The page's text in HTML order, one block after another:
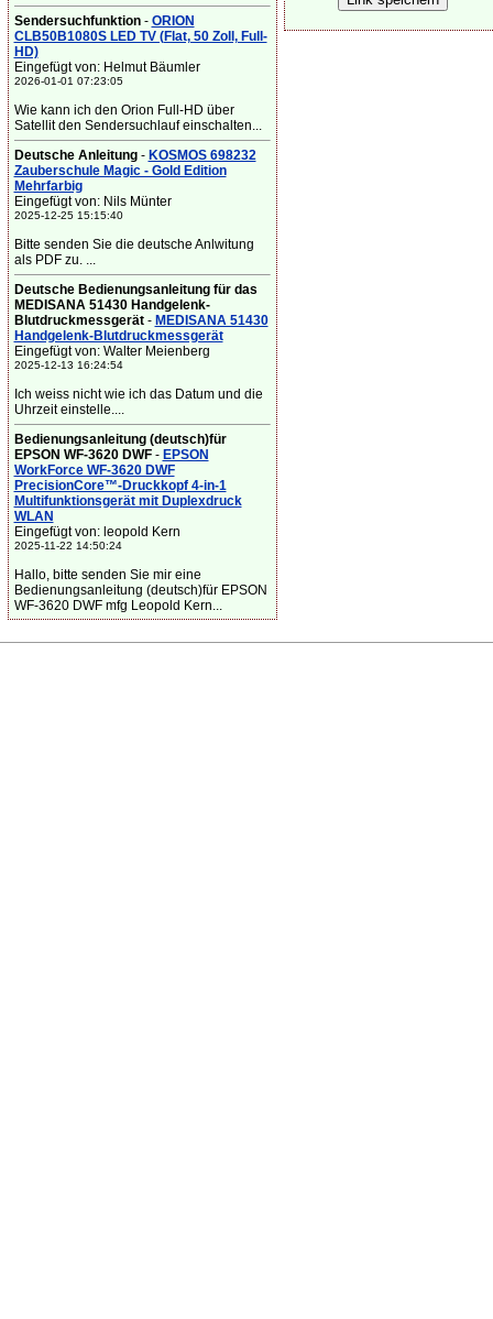
Sendersuchfunktion- ORION
CLB50B1080S LED TV (Flat, 50 Zoll, Full-
HD)
Eingefügt von: Helmut Bäumler
2026-01-01 07:23:05
Wie kann ich den Orion Full-HD über
Satellit den Sendersuchlauf einschalten...
Deutsche Anleitung- KOSMOS 698232
Zauberschule Magic - Gold Edition
Mehrfarbig
Eingefügt von: Nils Münter
2025-12-25 15:15:40
Bitte senden Sie die deutsche Anlwitung
als PDF zu. ...
Deutsche Bedienungsanleitung für das
MEDISANA 51430 Handgelenk-
Blutdruckmessgerät- MEDISANA 51430
Handgelenk-Blutdruckmessgerät
Eingefügt von: Walter Meienberg
2025-12-13 16:24:54
Ich weiss nicht wie ich das Datum und die
Uhrzeit einstelle....
Bedienungsanleitung (deutsch)für
EPSON WF-3620 DWF- EPSON
WorkForce WF-3620 DWF
PrecisionCore™-Druckkopf 4-in-1
Multifunktionsgerät mit Duplexdruck
WLAN
Eingefügt von: leopold Kern
2025-11-22 14:50:24
Hallo, bitte senden Sie mir eine
Bedienungsanleitung (deutsch)für EPSON
WF-3620 DWF mfg Leopold Kern...